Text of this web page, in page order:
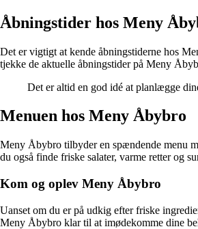
Åbningstider hos Meny
Det er vigtigt at kende åbningstiderne hos
tjekke de aktuelle åbningstider på Meny
Det er altid en god idé at planlægge
Menuen hos Meny Åbybro
Meny Åbybro tilbyder en spændende menu
du også finde friske salater, varme retter og
Kom og oplev Meny Åbybro
Uanset om du er på udkig efter friske
Meny Åbybro klar til at imødekomme dine